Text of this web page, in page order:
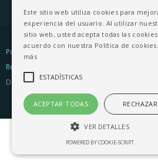
Política de Privacidad
Resolución de litigios en línea
Desarrollo web -Creactiva
Este sitio web utiliza cookies para
experiencia del usuario. Al utilizar
sitio web, usted acepta todas las
acuerdo con nuestra Política de cookies.
más
ESTADÍSTICAS
ACEPTAR TODAS RECHAZAR
VER DETALLES
POWERED BY COOKIE-SCRIPT